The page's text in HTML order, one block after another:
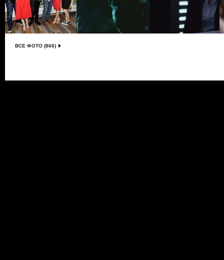
ВСЕ ФОТО (866)